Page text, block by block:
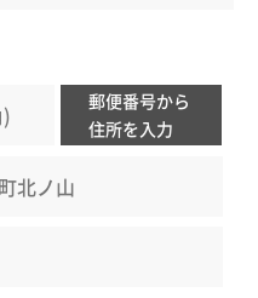
郵便番号から
住所を入力